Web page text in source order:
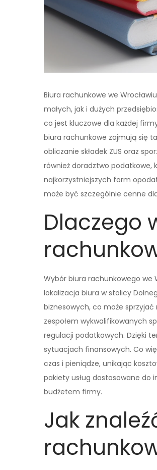
Biura rachunkowe we
małych, jak i dużych
co jest kluczowe dla każdej
biura rachunkowe zajmują się
obliczanie składek ZUS oraz
również doradztwo
najkorzystniejszych form
może być szczególnie cenne
Dlaczego
Wybór biura rachunkowego we
lokalizacja biura w stolicy
biznesowych, co może sprzyjać
zespołem wykwalifikowanych
regulacji podatkowych. Dzięki
sytuacjach finansowych. Co
czas i pieniądze, unikając
pakiety usług dostosowane do
budżetem firmy.
Jak